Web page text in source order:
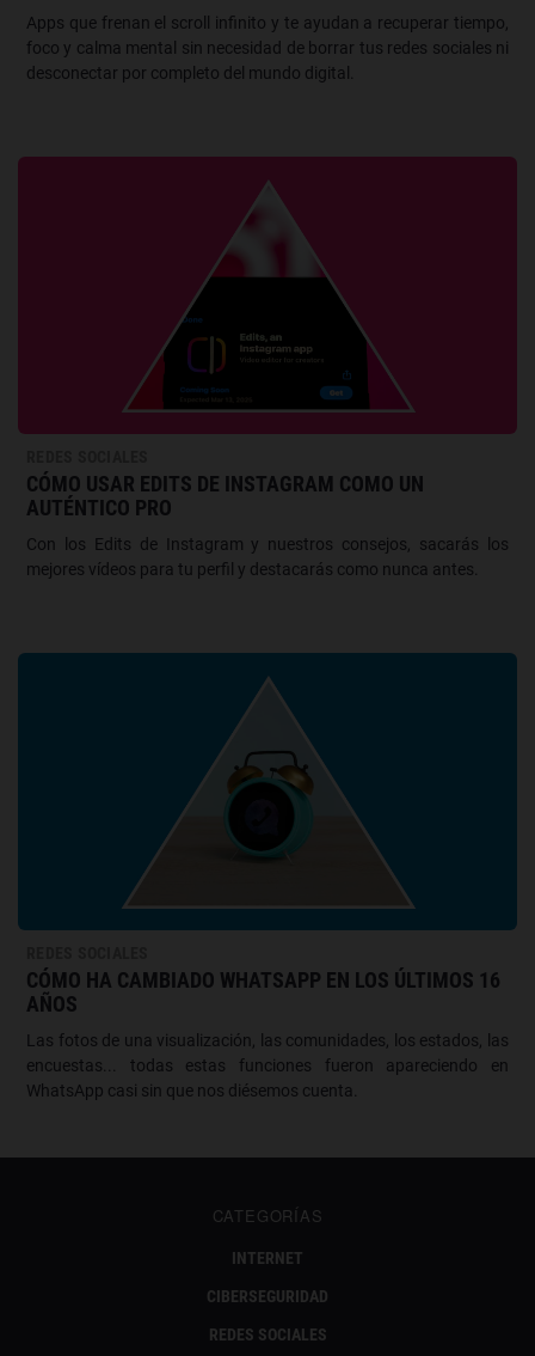
Apps que frenan el scroll infinito y te ayudan a recuperar tiempo,
foco y calma mental sin necesidad de borrar tus redes sociales ni
desconectar por completo del mundo digital.
CÓMO USAR EDITS DE INSTAGRAM COMO UN
AUTÉNTICO PRO
Con los Edits de Instagram y nuestros consejos, sacarás los
mejores vídeos para tu perfil y destacarás como nunca antes.
CÓMO HA CAMBIADO WHATSAPP EN LOS ÚLTIMOS 16
AÑOS
Las fotos de una visualización, las comunidades, los estados, las
encuestas... todas estas funciones fueron apareciendo en
WhatsApp casi sin que nos diésemos cuenta.
CATEGORÍAS
INTERNET
CIBERSEGURIDAD
REDES SOCIALES